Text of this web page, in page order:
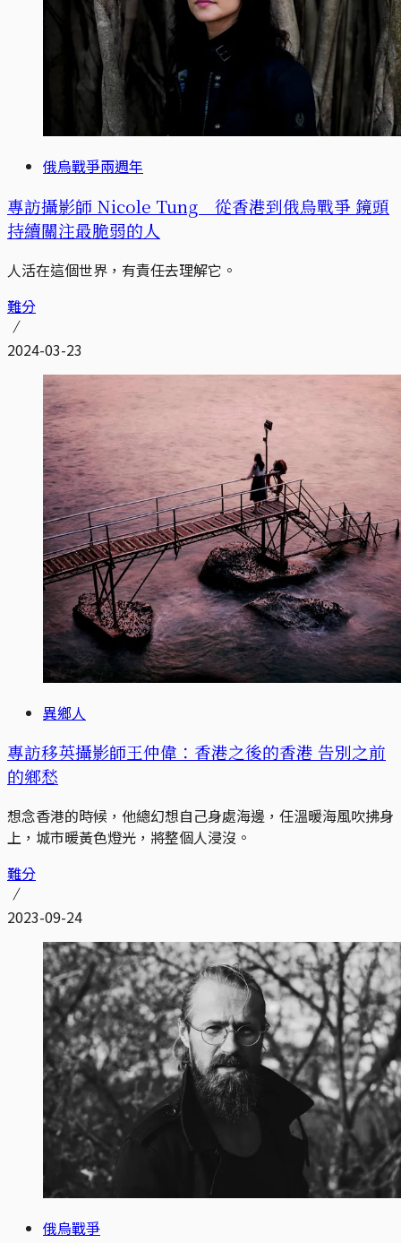
俄烏戰爭兩週年
專訪攝影師 Nicole Tung 從香港到俄烏戰爭 鏡頭
持續關注最脆弱的人
人活在這個世界，有責任去理解它。
難分
2024-03-23
異鄉人
專訪移英攝影師王仲偉：香港之後的香港 告別之前
的鄉愁
想念香港的時候，他總幻想自己身處海邊，任溫暖海風吹拂身
上，城市暖黃色燈光，將整個人浸沒。
難分
2023-09-24
俄烏戰爭